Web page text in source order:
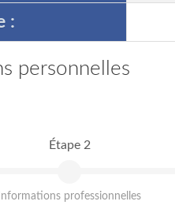
:
personnelles
Étape 2
Informations professionnelles